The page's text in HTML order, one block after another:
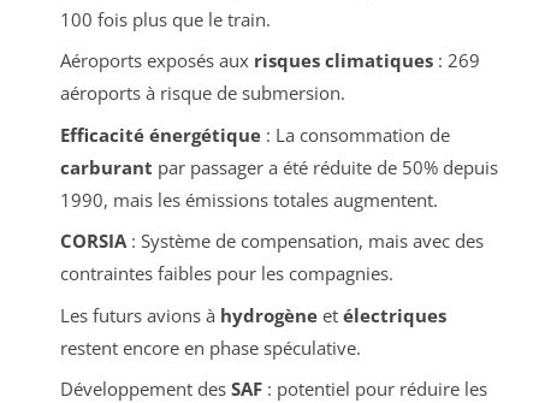
100 fois plus que le train.
Aéroports exposés aux risques climatiques: 269
aéroports à risque de submersion.
Efficacité énergétique: La consommation de
carburant par passager a été réduite de 50% depuis
1990, mais les émissions totales augmentent.
CORSIA: Système de compensation, mais avec des
contraintes faibles pour les compagnies.
Les futurs avions à hydrogèneet électriques
restent encore en phase spéculative.
Développement des SAF: potentiel pour réduire les